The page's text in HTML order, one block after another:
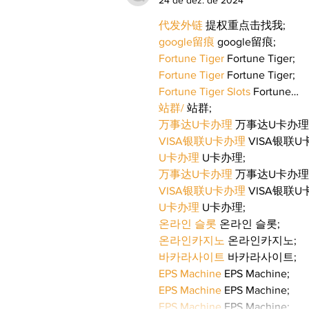
代发外链 提权重点击找我;
google留痕 google留痕;
Fortune Tiger Fortune Tiger;
Fortune Tiger Fortune Tiger;
Fortune Tiger Slots Fortune…
站群/ 站群;
万事达U卡办理 万事达U卡办
VISA银联U卡办理 VISA银联U
U卡办理 U卡办理;
万事达U卡办理 万事达U卡办
VISA银联U卡办理 VISA银联U
U卡办理 U卡办理;
온라인 슬롯 온라인 슬롯;
온라인카지노 온라인카지노;
바카라사이트 바카라사이트;
EPS Machine EPS Machine;
EPS Machine EPS Machine;
EPS Machine EPS Machine;